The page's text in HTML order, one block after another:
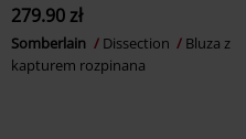
279.90 zł
Somberlain Dissection
Bluza z
kapturem rozpinana